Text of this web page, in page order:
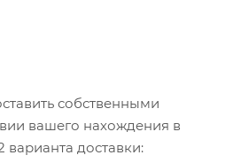
собственными
вашего нахождения в
варианта доставки: